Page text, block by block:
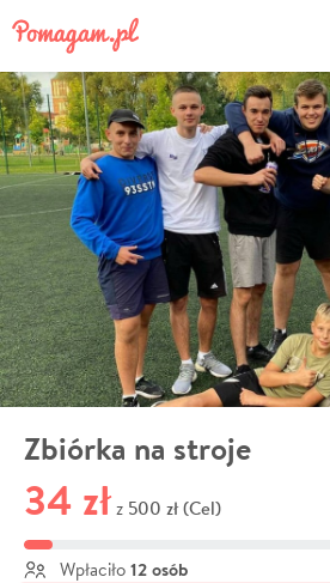
Zbiórka na stroje
34 zł z 500 zł (Cel)
Wpłaciło 12 osób